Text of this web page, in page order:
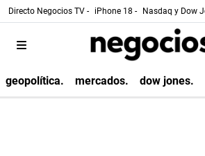
Directo Negocios TV - iPhone 18 - Nasdaq y Dow
geopolítica. mercados. dow jones.